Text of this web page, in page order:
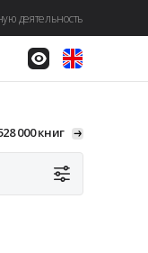
деятельность
000 книг